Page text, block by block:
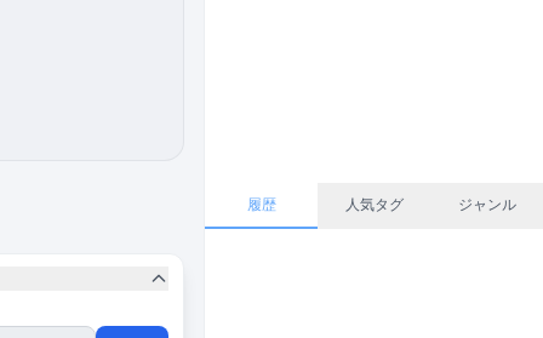
履歴 人気タグ ジャンル